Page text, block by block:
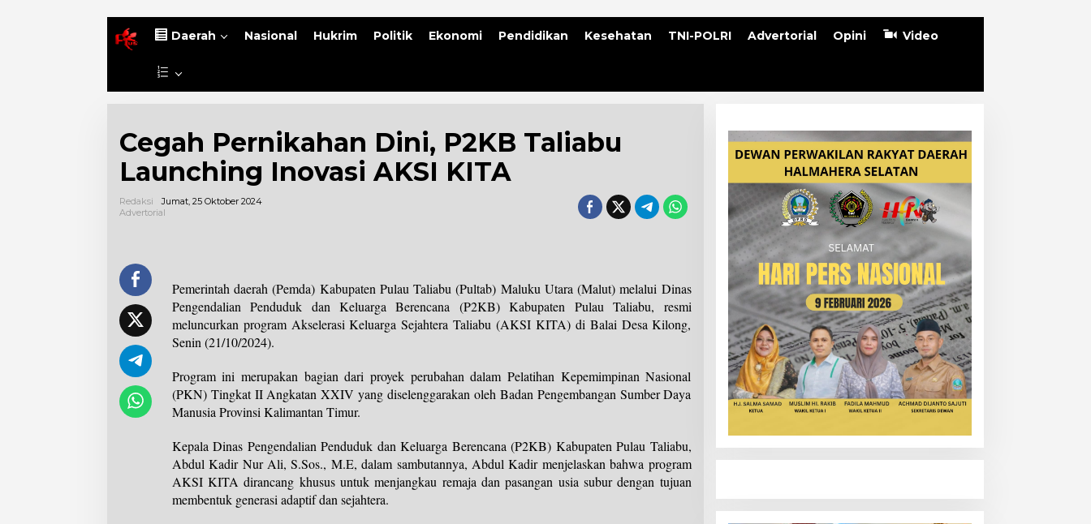
Daerah Nasional Hukrim Politik Ekonomi Pendidikan Kesehatan TNI-POLRI Advertorial Opini Video
L
a
n
y
a
Cegah Pernikahan Dini, P2KB Taliabu
Launching Inovasi AKSI KITA
Redaksi
Jumat, 25 Oktober 2024
Advertorial
Pemerintah daerah (Pemda) Kabupaten Pulau Taliabu (Pultab) Maluku Utara (Malut) melalui Dinas
Pengendalian Penduduk dan Keluarga Berencana (P2KB) Kabupaten Pulau Taliabu, resmi
meluncurkan program Akselerasi Keluarga Sejahtera Taliabu (AKSI KITA) di Balai Desa Kilong,
Senin (21/10/2024).
Program ini merupakan bagian dari proyek perubahan dalam Pelatihan Kepemimpinan Nasional
(PKN) Tingkat II Angkatan XXIV yang diselenggarakan oleh Badan Pengembangan Sumber Daya
Manusia Provinsi Kalimantan Timur.
Kepala Dinas Pengendalian Penduduk dan Keluarga Berencana (P2KB) Kabupaten Pulau Taliabu,
Abdul Kadir Nur Ali, S.Sos., M.E, dalam sambutannya, Abdul Kadir menjelaskan bahwa program
AKSI KITA dirancang khusus untuk menjangkau remaja dan pasangan usia subur dengan tujuan
membentuk generasi adaptif dan sejahtera.